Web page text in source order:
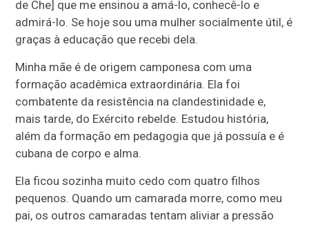
de Che] que me ensinou a amá-lo, conhecê-lo e
admirá-lo. Se hoje sou uma mulher socialmente útil, é
graças à educação que recebi dela.
Minha mãe é de origem camponesa com uma
formação acadêmica extraordinária. Ela foi
combatente da resistência na clandestinidade e,
mais tarde, do Exército rebelde. Estudou história,
além da formação em pedagogia que já possuía e é
cubana de corpo e alma.
Ela ficou sozinha muito cedo com quatro filhos
pequenos. Quando um camarada morre, como meu
pai, os outros camaradas tentam aliviar a pressão